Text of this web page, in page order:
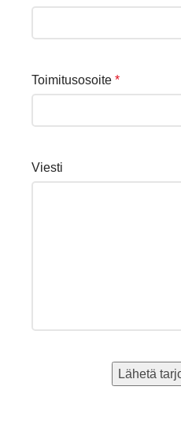
Toimitusosoite *
Viesti